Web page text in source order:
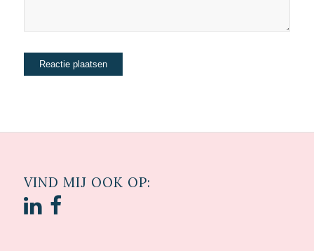
VIND MIJ OOK OP: